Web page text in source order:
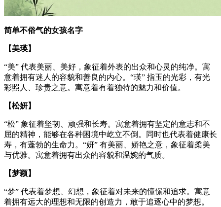
简单不俗气的女孩名字
【美瑛】
“美” 代表美丽、美好，象征着外表的出众和心灵的纯净。寓
意着拥有迷人的容貌和善良的内心。“瑛” 指玉的光彩，有光
彩照人、珍贵之意。寓意着有着独特的魅力和价值。
【松妍】
“松” 象征着坚韧、顽强和长寿。寓意着拥有坚定的意志和不
屈的精神，能够在各种困境中屹立不倒。同时也代表着健康长
寿，有蓬勃的生命力。“妍” 有美丽、娇艳之意，象征着柔美
与优雅。寓意着拥有出众的容貌和温婉的气质。
【梦颖】
“梦” 代表着梦想、幻想，象征着对未来的憧憬和追求。寓意
着拥有远大的理想和无限的创造力，敢于追逐心中的梦想。